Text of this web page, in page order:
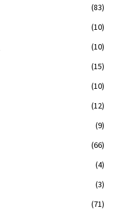
(83)
(10)
(10)
(15)
(10)
(12)
(9)
(66)
(4)
(3)
(71)